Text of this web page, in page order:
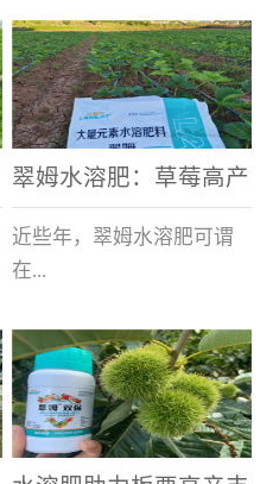
，也是山东窦大哥开心的
时刻，从一大早接到收购
商的电话，就开始在草莓
大棚里忙碌。为什么窦大
哥家的草...
翠姆水溶肥：草莓高产
的好帮手
近些年，翠姆水溶肥可谓
在...
河北草莓区域话题不减，
不但在草莓上表现效果明
显，使用的种植户更是越
来越多。今天，借此机